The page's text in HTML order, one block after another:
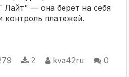
— она берет на себя
контроль платежей.
2 kva42ru 0